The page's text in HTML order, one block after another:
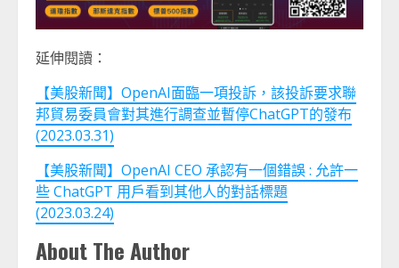
延伸閱讀：
【美股新聞】OpenAI面臨一項投訴，該投訴要求聯
邦貿易委員會對其進行調查並暫停ChatGPT的發布
(2023.03.31)
【美股新聞】OpenAI CEO 承認有一個錯誤 : 允許一
些 ChatGPT 用戶看到其他人的對話標題
(2023.03.24)
About The Author